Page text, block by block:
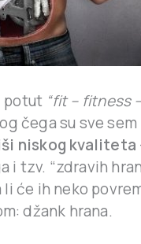
potut “fit – fitness
čega su sve sem
niskog kvaliteta
i tzv. “zdravih
će ih neko
džank hrana.